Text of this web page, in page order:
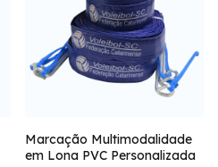
Marcação Multimodalidade
em Lona PVC Personalizada